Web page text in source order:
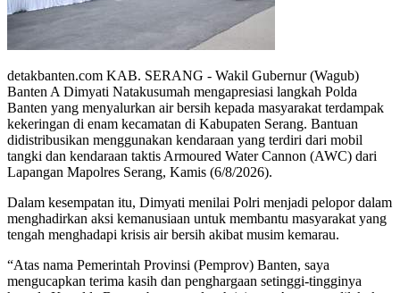
detakbanten.com KAB. SERANG - Wakil Gubernur (Wagub)
Banten A Dimyati Natakusumah mengapresiasi langkah Polda
Banten yang menyalurkan air bersih kepada masyarakat terdampak
kekeringan di enam kecamatan di Kabupaten Serang. Bantuan
didistribusikan menggunakan kendaraan yang terdiri dari mobil
tangki dan kendaraan taktis Armoured Water Cannon (AWC) dari
Lapangan Mapolres Serang, Kamis (6/8/2026).
Dalam kesempatan itu, Dimyati menilai Polri menjadi pelopor dalam
menghadirkan aksi kemanusiaan untuk membantu masyarakat yang
tengah menghadapi krisis air bersih akibat musim kemarau.
“Atas nama Pemerintah Provinsi (Pemprov) Banten, saya
mengucapkan terima kasih dan penghargaan setinggi-tingginya